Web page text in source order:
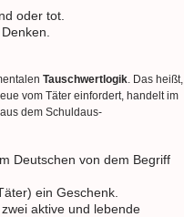
oder tot.
Tauschwertlogik. Das heißt,
vom Täter einfordert, handelt im
dem Schuldaus-
Deutschen von dem Begriff
ein Geschenk.
aktive und lebende